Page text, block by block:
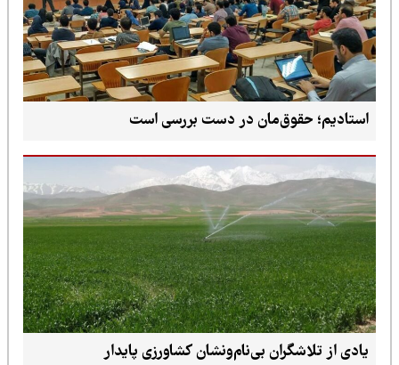
استادیم؛ حقوق‌مان در دست بررسی است
یادی از تلاشگران بی‌نام‌ونشان کشاورزی پایدار